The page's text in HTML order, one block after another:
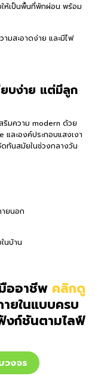
ห้เป็นพื้นที่พักผ่อน พร้อม
มสะอาดง่าย และมีไฟ
บง่าย แต่มีลูก
สริมความ modern ด้วย
และองค์ประกอบแสงเงา
ทันสมัยในช่วงกลางวัน
ยนอก
นบ้าน
ออาชีพ คลิกดู
ยในแบบครบ
งก์ชันตามไลฟ์
วงจร